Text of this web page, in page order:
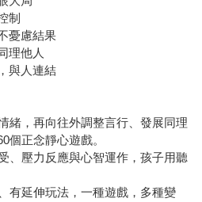
制
憂慮結果
理他人
與人連結
緒，再向往外調整言行、發展同理
個正念靜心遊戲。
、壓力反應與心智運作，孩子用聽
有延伸玩法，一種遊戲，多種變